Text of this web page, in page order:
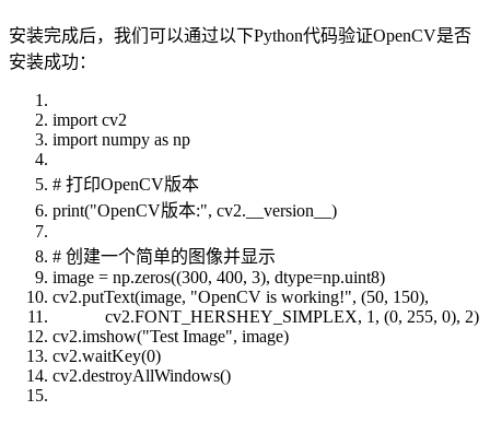
安装完成后，我们可以通过以下Python代码验证OpenCV是否
安装成功：
import cv2
import numpy as np
# 打印OpenCV版本
print("OpenCV版本:", cv2.__version__)
# 创建一个简单的图像并显示
image = np.zeros((300, 400, 3), dtype=np.uint8)
cv2.putText(image, "OpenCV is working!", (50, 150),
cv2.FONT_HERSHEY_SIMPLEX, 1, (0, 255, 0), 2)
cv2.imshow("Test Image", image)
cv2.waitKey(0)
cv2.destroyAllWindows()